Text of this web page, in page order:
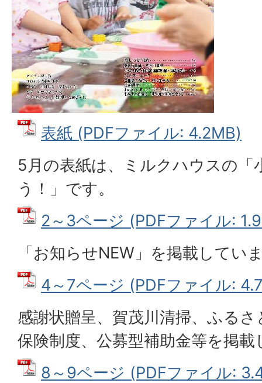
表紙 (PDFファイル: 4.2MB)
5月の表紙は、ミルクハウスの「
う！」です。
2～3ページ (PDFファイル:
「お知らせNEW」を掲載してい
4～7ページ (PDFファイル:
感謝状贈呈、賀茂川清掃、ふる
保険制度、公募型補助金等を掲
8～9ページ (PDFファイル: